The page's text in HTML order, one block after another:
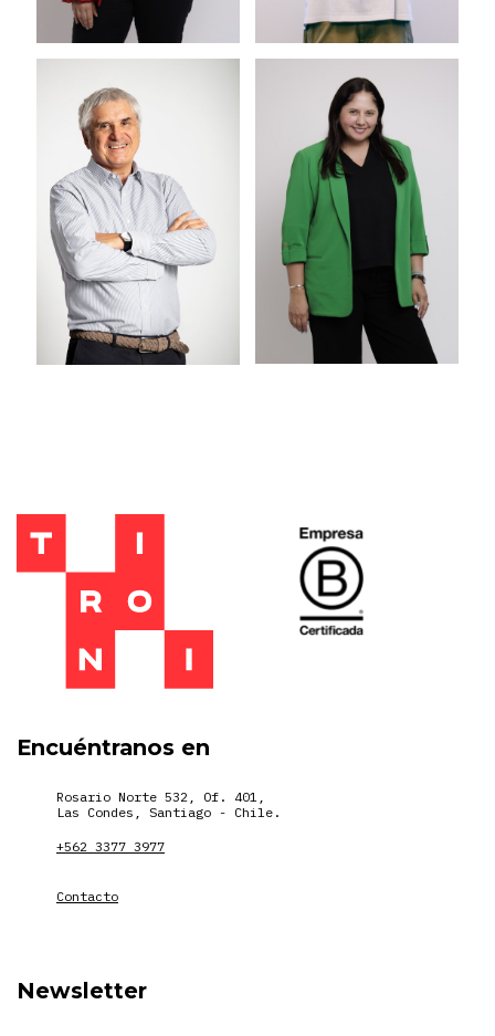
Encuéntranos en
Rosario Norte 532, Of. 401,
Las Condes, Santiago - Chile.
+562 3377 3977
Contacto
Newsletter